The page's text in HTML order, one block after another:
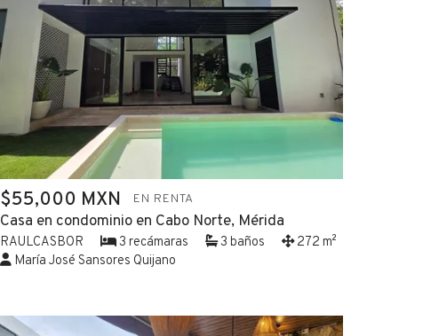
$55,000 MXN EN RENTA
Casa en condominio en Cabo Norte, Mérida
RAULCASBOR 3 recámaras 3 baños
272 m²
María José Sansores Quijano